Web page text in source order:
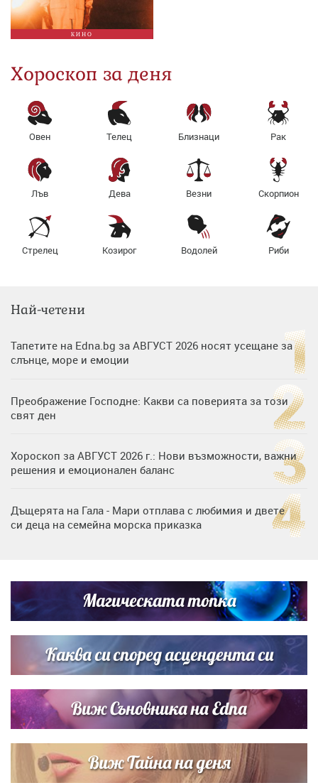
КИНО
Хороскоп за деня
Овен Телец Близнаци Рак
Лъв Дева Везни Скорпион
Стрелец Козирог Водолей Риби
Най-четени
Тапетите на Edna.bg за АВГУСТ 2026 носят усещане за
слънце, море и емоции
Преображение Господне: Какви са поверията за този
свят ден
Хороскоп за АВГУСТ 2026 г.: Нови възможности, важни
решения и емоционален баланс
Дъщерята на Гала - Мари отплава с любимия и двете
си деца на семейна морска приказка
Димов издадоха своето любимо място
Дъщерята на Тодор Батков вдигна сватба, Стоичков и
Братя Аргирови я изненадаха с песен
Магическата топка
Каква си според асцендента си
Виж Съновника на Edna
Виж Тайна на деня